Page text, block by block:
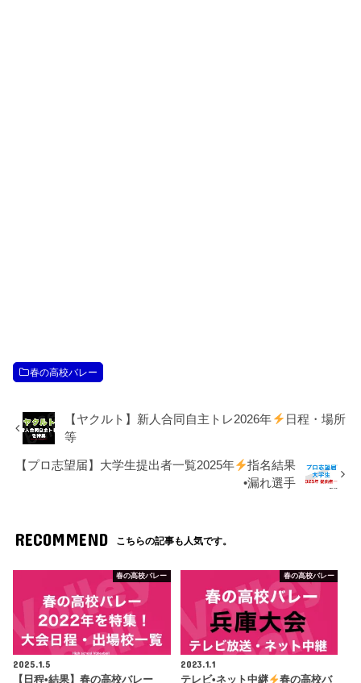
春の高校バレー
【ヤクルト】新人合同自主トレ2026年
日程・場所
等
【プロ志望届】大学生提出者一覧2025年
指名結果
•漏れ選手
RECOMMEND こちらの記事も人気です。
春の高校バレー
2025.1.5
【日程•結果】春の高校バレー
春の高校バレー
2023.1.1
テレビ•ネット中継
春の高校バ